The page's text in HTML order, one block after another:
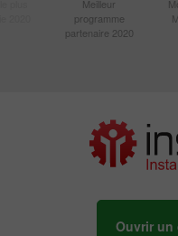
Meilleur
programme
partenaire 2020
Ouvrir un